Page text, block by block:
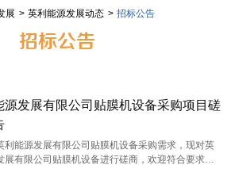
France
Poland
展 英利能源发展动态 招标公告
招标公告
源发展有限公司贴膜机设备采购项目磋
利能源发展有限公司贴膜机设备采购需求，现对英
展有限公司贴膜机设备进行磋商，欢迎符合要求的